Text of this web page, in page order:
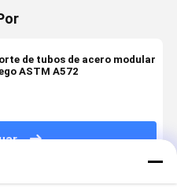
de tubos de acero modular
ASTM A572